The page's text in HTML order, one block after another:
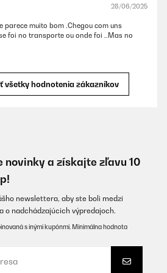
28/06/2025
parece muito bom .Chegou com uns
foi no transporte ou onde foi ..Mas no
OVERENÁ KONTROLA
Qualität und Verarbeitung. Schon
všetky hodnotenia zákazníkov
novinky a získajte zľavu 10
newslettera, aby ste boli medzi
o nadchádzajúcich výpredajoch.
s inými kupónmi. Minimálna hodnota